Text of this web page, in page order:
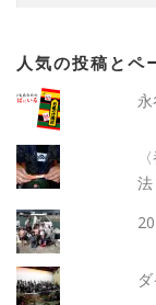
人気の投稿とペ
法